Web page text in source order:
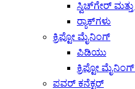
ಸ್ವಿಚ್‌ಗೇರ್
ರ‍್ಯಾಕ್‌ಗಳು
ಕ್ರಿಪ್ಟೋ ಮೈನಿಂಗ್
ಪಿಡಿಯು
ಕ್ರಿಪ್ಟೋ
ಪವರ್ ಕನೆಕ್ಟರ್